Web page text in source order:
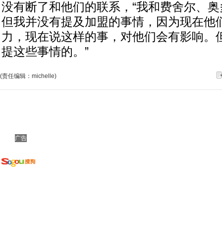
没有断了和他们的联系，“我和费舍尔、
但我并没有提及加盟的事情，因为现在他
力，现在说这样的事，对他们会有影响。
提这些事情的。”
(责任编辑：michelle)
广告